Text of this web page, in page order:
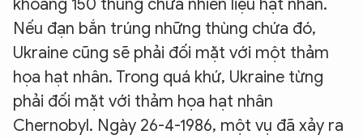
khoảng 150 thùng chứa nhiên liệu hạt nhân.
Nếu đạn bắn trúng những thùng chứa đó,
Ukraine cũng sẽ phải đối mặt với một thảm
họa hạt nhân. Trong quá khứ, Ukraine từng
phải đối mặt với thảm họa hạt nhân
Chernobyl. Ngày 26-4-1986, một vụ đã xảy ra
XIN CHÀO,
TÔI LÀ CHATBOT CỦA